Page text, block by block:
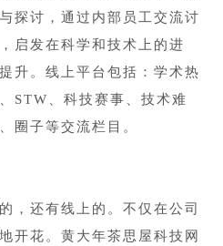
探讨，通过内部员工交流讨
启发在科学和技术上的进
升。线上平台包括：学术热
STW、科技赛事、技术难
圈子等交流栏目。
，还有线上的。不仅在公司
开花。黄大年茶思屋科技网